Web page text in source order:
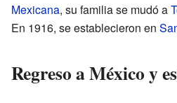
Mexicana, su familia se mudó a
En 1916, se establecieron en
Regreso a México y